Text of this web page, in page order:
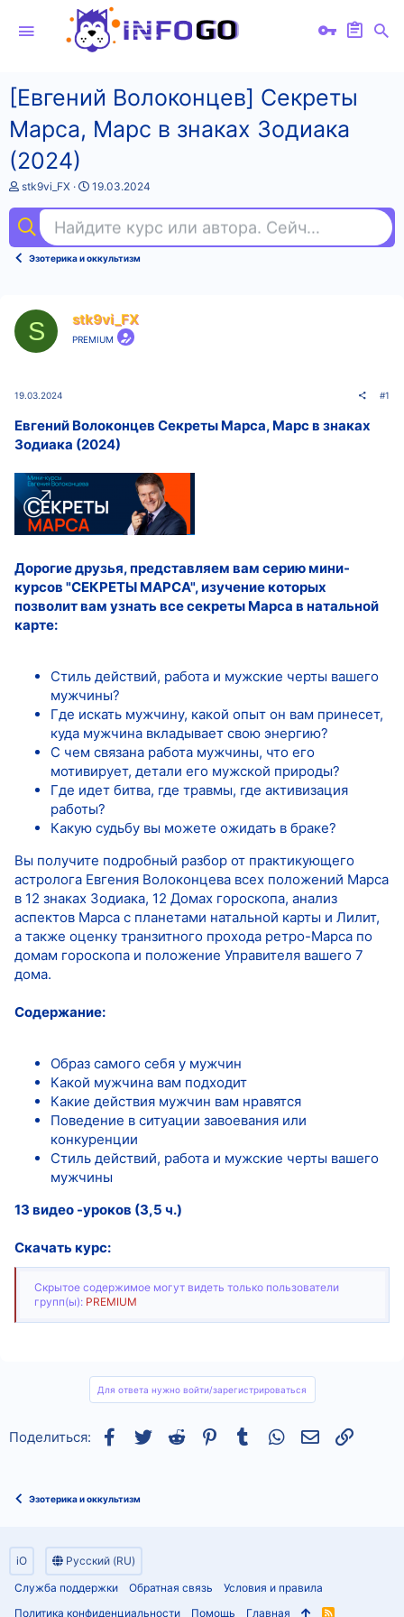
[Евгений Волоконцев] Секреты
Марса, Марс в знаках Зодиака
(2024)
А
т
о
т
stk9vi_FX
Д
а
н
а
а
19.03.2024
Найдите курс или автора. Сейчас ищут
Эзотерика и оккультизм
S stk9vi_FX
PREMIUM
19.03.2024 #1
Евгений Волоконцев Секреты Марса, Марс в знаках
Зодиака (2024)
Дорогие друзья, представляем вам серию мини-
курсов "СЕКРЕТЫ МАРСА", изучение которых
позволит вам узнать все секреты Марса в натальной
карте:
Стиль действий, работа и мужские черты вашего
мужчины?
Где искать мужчину, какой опыт он вам принесет,
куда мужчина вкладывает свою энергию?
С чем связана работа мужчины, что его
мотивирует, детали его мужской природы?
Где идет битва, где травмы, где активизация
работы?
Какую судьбу вы можете ожидать в браке?
Вы получите подробный разбор от практикующего
астролога Евгения Волоконцева всех положений Марса
в 12 знаках Зодиака, 12 Домах гороскопа, анализ
аспектов Марса с планетами натальной карты и Лилит,
а также оценку транзитного прохода ретро-Марса по
домам гороскопа и положение Управителя вашего 7
дома.
Содержание:
Образ самого себя у мужчин
Какой мужчина вам подходит
Какие действия мужчин вам нравятся
Поведение в ситуации завоевания или
конкуренции
Стиль действий, работа и мужские черты вашего
мужчины
13 видео -уроков (3,5 ч.)
Скачать курс:
Скрытое содержимое могут видеть только пользователи
групп(ы): PREMIUM
Для ответа нужно войти/зарегистрироваться
Поделиться: Facebook
TwitterReddit Pinterest
Tumblr WhatsAppСсылка
Эзотерика и оккультизм
iO
Русский (RU)
Служба поддержки
Обратная связь
Условия и правила
Политика конфиденциальности
Помощь Главная R